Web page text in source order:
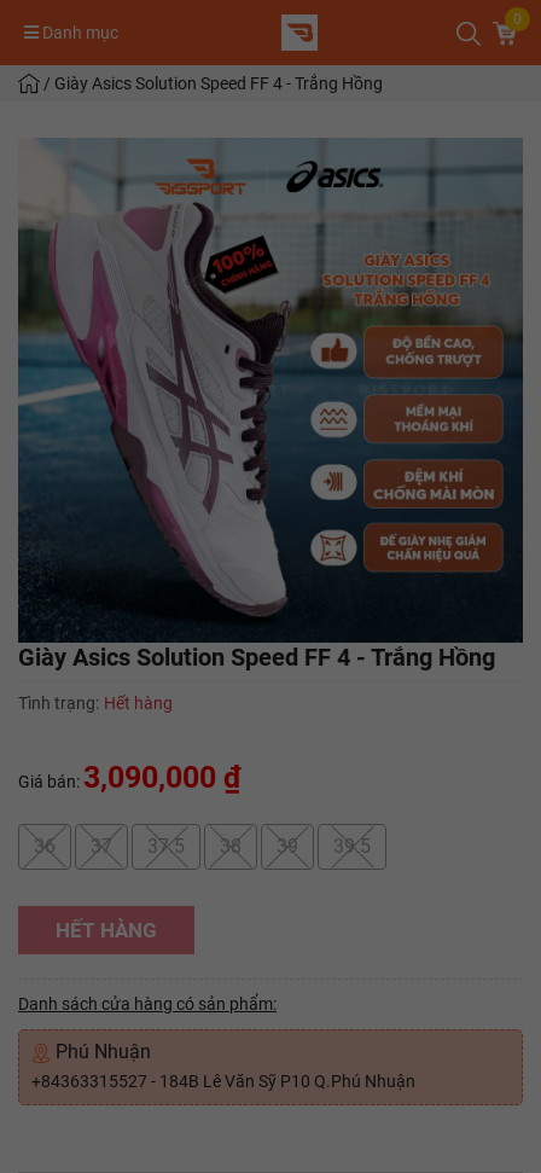
Danh mục
0
/ Giày Asics Solution Speed FF 4 - Trắng Hồng
Giày Asics Solution Speed FF 4 - Trắng Hồng
Tình trạng: Hết hàng
Giá bán: 3,090,000 ₫
36 37 37.5 38 39 39.5
HẾT HÀNG
Danh sách cửa hàng có sản phẩm:
Phú Nhuận
+84363315527 - 184B Lê Văn Sỹ P10 Q.Phú Nhuận